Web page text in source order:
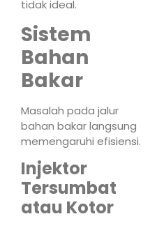
tidak ideal.
Sistem
Bahan
Bakar
Masalah pada jalur
bahan bakar langsung
memengaruhi efisiensi.
Injektor
Tersumbat
atau Kotor